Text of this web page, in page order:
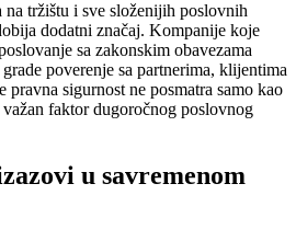
na tržištu i sve složenijih poslovnih
dodatni značaj. Kompanije koje
sa zakonskim obavezama
poverenje sa partnerima, klijentima
pravna sigurnost ne posmatra samo kao
faktor dugoročnog poslovnog
u savremenom